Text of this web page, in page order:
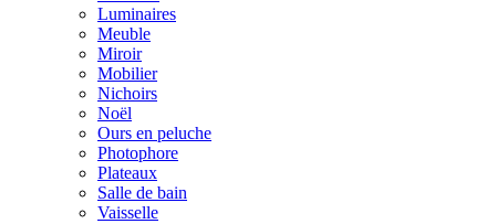
Luminaires
Meuble
Miroir
Mobilier
Nichoirs
Noël
Ours en peluche
Photophore
Plateaux
Salle de bain
Vaisselle